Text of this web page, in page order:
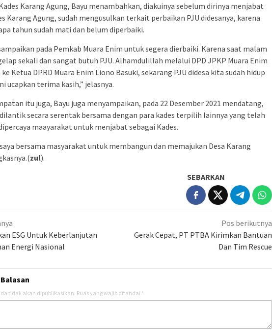
Karang Agung, Bayu menambahkan, diakuinya sebelum dirinya menjabat
Karang Agung, sudah mengusulkan terkait perbaikan PJU didesanya, karena
tahun sudah mati dan belum diperbaiki.
pada Pemkab Muara Enim untuk segera dierbaiki. Karena saat malam
sekali dan sangat butuh PJU. Alhamdulillah melalui DPD JPKP Muara Enim
Ketua DPRD Muara Enim Liono Basuki, sekarang PJU didesa kita sudah hidup
ucapkan terima kasih,” jelasnya.
itu juga, Bayu juga menyampaikan, pada 22 Desember 2021 mendatang,
secara serentak bersama dengan para kades terpilih lainnya yang telah
maayarakat untuk menjabat sebagai Kades.
bersama masyarakat untuk membangun dan memajukan Desa Karang
zul).
SEBARKAN
ESG Untuk Keberlanjutan
Energi Nasional
Pos berikutnya
Gerak Cepat, PT PTBA Kirimkan Bantuan
Dan Tim Rescue
tidak akan dipublikasikan. Ruas yang wajib ditandai *